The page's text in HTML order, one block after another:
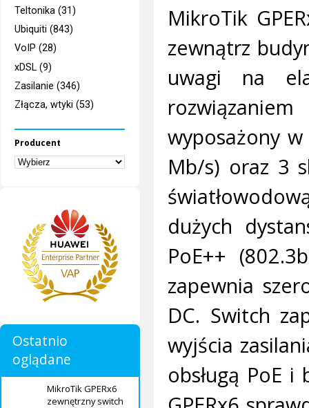
Teltonika (31)
Ubiquiti (843)
VoIP (28)
xDSL (9)
Zasilanie (346)
Złącza, wtyki (53)
Producent
Ostatnio
oglądane
MikroTik GPERx6
zewnętrzny switch
MikroTik
zewnątrz
uwagi na
wyposażony
Mb/s) oraz 3
dużych
PoE++
zapewnia
DC. Switch
wyjścia
obsługą PoE i